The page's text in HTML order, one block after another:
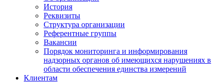
История
Реквизиты
Структура организации
Референтные группы
Вакансии
Порядок мониторинга и информирования
надзорных органов об имеющихся нарушениях в
области обеспечения единства измерений
Клиентам